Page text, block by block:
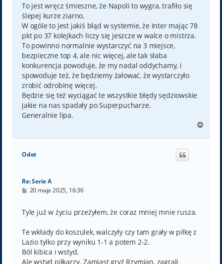
To jest wręcz śmieszne, że Napoli to wygra, trafiło się
ślepej kurze ziarno.
W ogóle to jest jakiś błąd w systemie, że Inter mając 78
pkt po 37 kolejkach liczy się jeszcze w walce o mistrza.
To powinno normalnie wystarczyć na 3 miejsce,
bezpieczne top 4, ale nic więcej, ale tak słaba
konkurencja powoduje, że my nadal oddychamy, i
spowoduje też, że będziemy żałować, że wystarczyło
zrobić odrobinę więcej.
Będzie się też wyciągać te wszystkie błędy sędziowskie
jakie na nas spadały po Superpucharze.
Generalnie lipa.
g
Odet
Re: Serie A
P
t
20 maja 2025, 16:36
Tyle już w życiu przeżyłem, że coraz mniej mnie rusza.
Te wkłady do koszulek, walczyły czy tam grały w piłkę z
Lazio tylko przy wyniku 1-1 a potem 2-2.
Ból kibica i wstyd.
Ale wstyd piłkarzy. Zamiast gryź Rzymian, zagrali